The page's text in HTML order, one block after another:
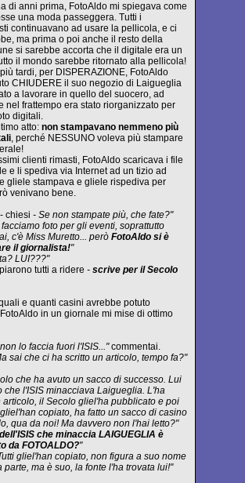
di anni prima, FotoAldo mi spiegava come
una moda passeggera. Tutti i
continuavano ad usare la pellicola, e ci
ma prima o poi anche il resto della
si sarebbe accorta che il digitale era un
il mondo sarebbe ritornato alla pellicola!
tardi, per DISPERAZIONE, FotoAldo
CHIUDERE il suo negozio di Laigueglia
a lavorare in quello del suocero, ad
nel frattempo era stato riorganizzato per
digitali.
atto: non stampavano nemmeno più
, perché NESSUNO voleva più stampare
clienti rimasti, FotoAldo scaricava i file
e li spediva via Internet ad un tizio ad
gliele stampava e gliele rispediva per
venivano bene.
- chiesi - Se non stampate più, che fate?"
foto per gli eventi, soprattutto
c'è Miss Muretto... però FotoAldo si è
il giornalista!"
LUI???"
tutti a ridere - scrive per il Secolo
e quanti casini avrebbe potuto
in un giornale mi mise di ottimo
lo faccia fuori l'ISIS..."commentai.
sai che ci ha scritto un articolo, tempo fa?"
che ha avuto un sacco di successo. Lui
che l'ISIS minacciava Laigueglia. L'ha
articolo, il Secolo gliel'ha pubblicato e poi
copiato, ha fatto un sacco di casino
qua da noi! Ma davvero non l'hai letto?"
che minaccia LAIGUEGLIA è
da FOTOALDO?"
gliel'han copiato, non figura a suo nome
parte, ma è suo, la fonte l'ha trovata lui!"